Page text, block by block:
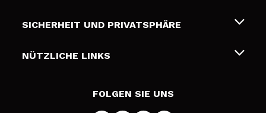
Geschenkkarten
Liefer- und Versandkosten
Zahlung
SICHERHEIT UND PRIVATSPHÄRE
Bedingungen und Datenschutz
NÜTZLICHE LINKS
FOLGEN SIE UNS